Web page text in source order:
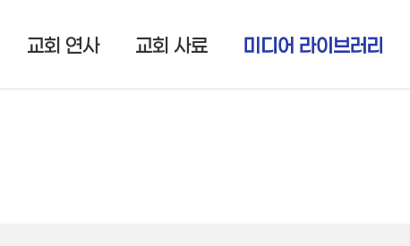
교회 연사 교회 사료 미디어 라이브러리